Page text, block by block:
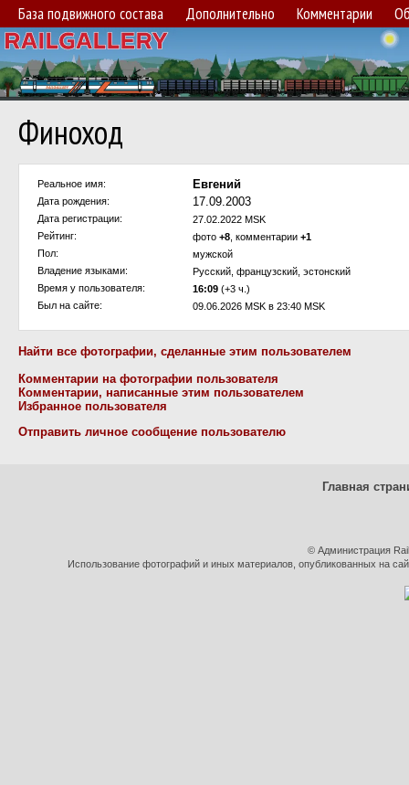
База подвижного состава Дополнительно Комментарии
Финоход
Реальное имя: Евгений
Дата рождения: 17.09.2003
Дата регистрации:
27.02.2022 MSK
Рейтинг:
фото +8 , комментарии +1
Пол:
мужской
Владение языками:
Русский, французский, эстонский
Время у пользователя:
16:09 (+3 ч.)
Был на сайте:
09.06.2026 MSK в 23:40 MSK
Найти все фотографии, сделанные этим пользователем
Комментарии на фотографии пользователя
Комментарии, написанные этим пользователем
Избранное пользователя
Отправить личное сообщение пользователю
Главная
© Администрация
Использование фотографий и иных материалов, опубликованных на